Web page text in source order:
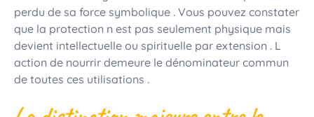
perdu de sa force symbolique . Vous pouvez constater
que la protection n est pas seulement physique mais
devient intellectuelle ou spirituelle par extension . L
action de nourrir demeure le dénominateur commun
de toutes ces utilisations .